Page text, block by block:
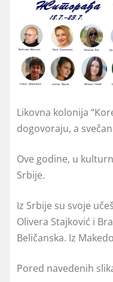
Likovna kolonija
dogovoraju, a
Ove godine, u
Srbije.
Iz Srbije su svoje
Olivera Stajković i
Beličanska. Iz
Pored navedenih